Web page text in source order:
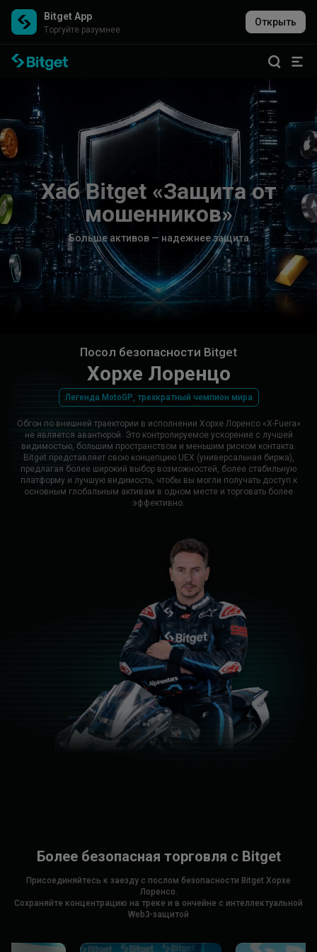
Bitget App
Торгуйте разумнее
Открыть
Хаб Bitget «Защита от
мошенников»
Большеактивов — надежнеезащита
Посол безопасности Bitget
Хорхе Лоренцо
Легенда MotoGP, трехкратный чемпион мира
Обгон по внешней траектории в исполнении Хорхе Лоренсо «X-Fuera»
не является авантюрой. Это контролируемое ускорение с лучшей
видимостью, большим пространством и меньшим риском контакта.
Bitget представляет свою концепцию UEX (универсальная биржа),
предлагая более широкий выбор возможностей, более стабильную
платформу и лучшую видимость, чтобы вы могли получать доступ к
основным глобальным активам в одном месте и торговать более
эффективно.
Более безопасная торговля с Bitget
Присоединяйтесь к заезду с послом безопасности Bitget Хорхе
Лоренсо.
Сохраняйте концентрацию на треке и в ончейне с интеллектуальной
Web3-защитой